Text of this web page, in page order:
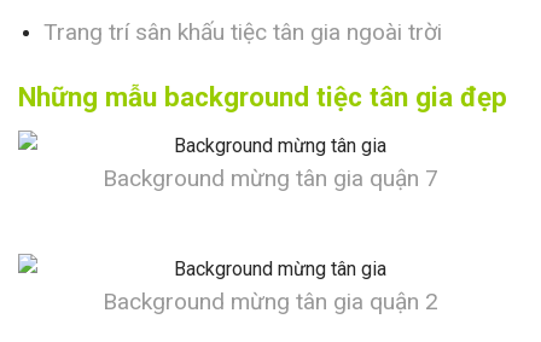
Trang trí sân khấu tiệc tân gia ngoài trời
Những mẫu background tiệc tân gia đẹp
Background mừng tân gia quận 7
Background mừng tân gia quận 2